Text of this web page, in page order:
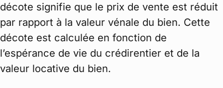
décote signifie que le prix de vente est réduit
par rapport à la valeur vénale du bien. Cette
décote est calculée en fonction de
l’espérance de vie du crédirentier et de la
valeur locative du bien.